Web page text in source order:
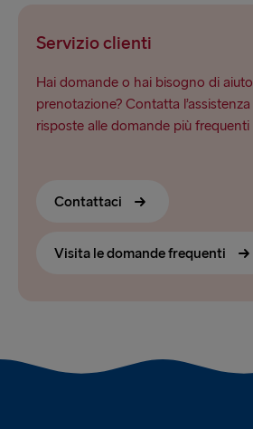
Servizio clienti
Hai domande o hai bisogno di
prenotazione? Contatta
risposte alle domande più frequenti
Contattaci
Visita le domande frequenti